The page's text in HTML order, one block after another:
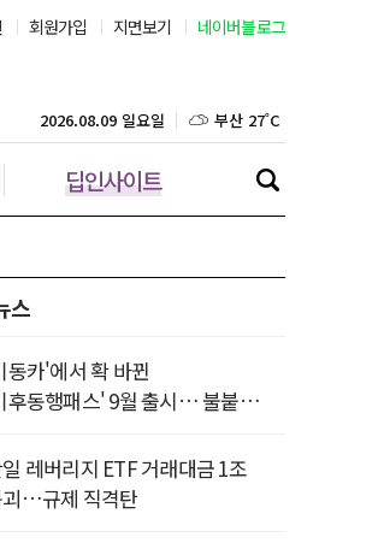
회원가입 지면보기 네이버블로그
딥인사이트
2026.08.09 일요일
대구 25˚C
울산 25˚C
강릉 23˚C
스
동카'에서 확 바뀐
후동행패스' 9월 출시… 불붙은
레버리지 ETF 거래대금 1조
…규제 직격탄